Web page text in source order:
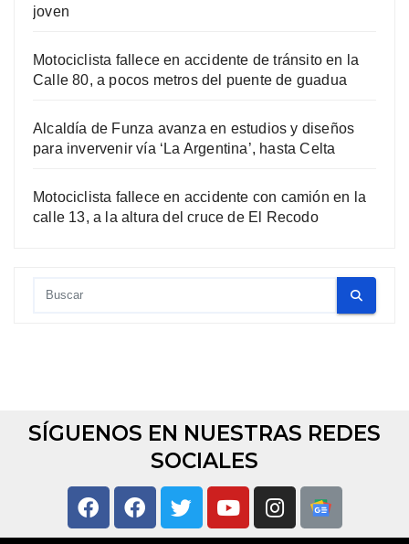
joven
Motociclista fallece en accidente de tránsito en la
Calle 80, a pocos metros del puente de guadua
Alcaldía de Funza avanza en estudios y diseños
para invervenir vía ‘La Argentina’, hasta Celta
Motociclista fallece en accidente con camión en la
calle 13, a la altura del cruce de El Recodo
SÍGUENOS EN NUESTRAS REDES
SOCIALES